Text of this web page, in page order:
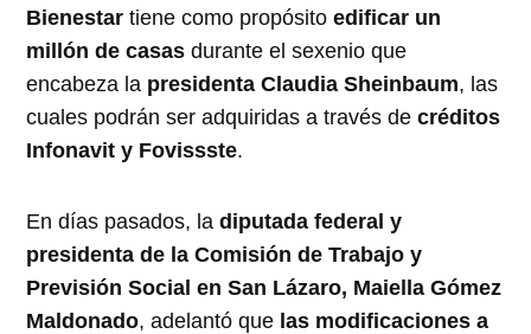
Bienestar tiene como propósitoedificar un
millón de casas durante el sexenio que
encabeza la presidenta Claudia Sheinbaum, las
cuales podrán ser adquiridas a través decréditos
Infonavit y Fovissste.
En días pasados, ladiputada federal y
presidenta de la Comisión de Trabajo y
Previsión Social en San Lázaro, Maiella Gómez
Maldonado, adelantó que las modificaciones a